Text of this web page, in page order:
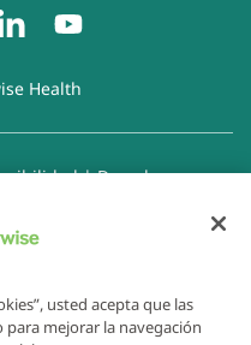
Health
|Derechos y
de la Discriminación
respecto a sitios web
usted acepta que las
mejorar la navegación